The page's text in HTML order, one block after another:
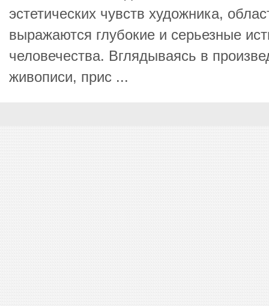
эстетических чувств художника,
выражаются глубокие и серьезные
человечества. Вглядываясь в
живописи, прис ...